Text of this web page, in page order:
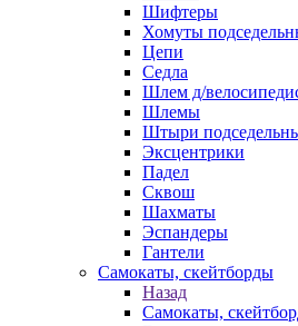
Шифтеры
Хомуты
Цепи
Седла
Шлем д/
Шлемы
Штыри
Эксцентрики
Падел
Сквош
Шахматы
Эспандеры
Гантели
Самокаты, скейтборды
Назад
Самокаты,